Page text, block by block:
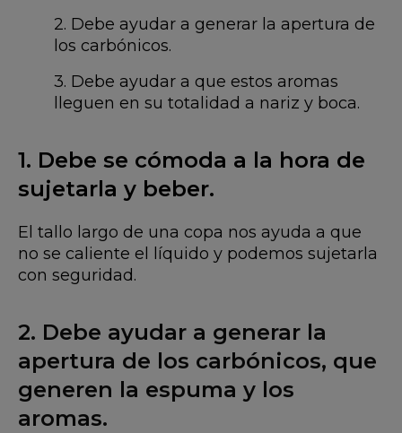
2. Debe ayudar a generar la apertura de
los carbónicos.
3. Debe ayudar a que estos aromas
lleguen en su totalidad a nariz y boca.
1. Debe se cómoda a la hora de
sujetarla y beber.
El tallo largo de una copa nos ayuda a que
no se caliente el líquido y podemos sujetarla
con seguridad.
2. Debe ayudar a generar la
apertura de los carbónicos, que
generen la espuma y los
aromas.